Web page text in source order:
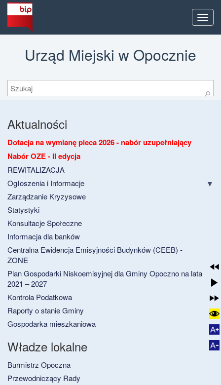
Menu
Urząd Miejski w Opocznie
Szukaj
⚲
Aktualności
Dotacja na wymianę pieca 2026 - nabór uzupełniający
Nabór OZE - II edycja
REWITALIZACJA
Ogłoszenia i Informacje
Zarządzanie Kryzysowe
Statystyki
Konsultacje Społeczne
Informacja dla banków
Centralna Ewidencja Emisyjności Budynków (CEEB) -
ZONE
Plan Gospodarki Niskoemisyjnej dla Gminy Opoczno na lata
2021 – 2027
Kontrola Podatkowa
Raporty o stanie Gminy
Gospodarka mieszkaniowa
Władze lokalne
Burmistrz Opoczna
Przewodniczący Rady